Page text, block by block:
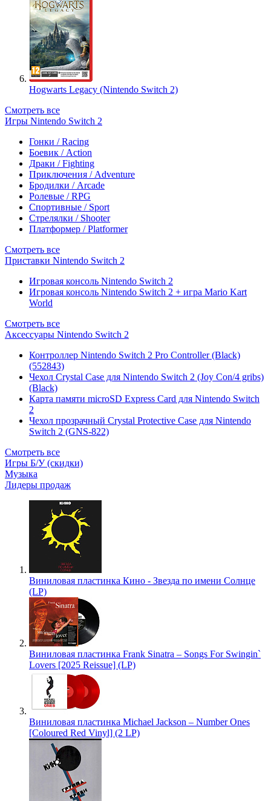
Hogwarts Legacy (Nintendo Switch 2)
Смотреть все
Игры Nintendo Switch 2
Гонки / Racing
Боевик / Action
Драки / Fighting
Приключения / Adventure
Бродилки / Arcade
Ролевые / RPG
Спортивные / Sport
Стрелялки / Shooter
Платформер / Platformer
Смотреть все
Приставки Nintendo Switch 2
Игровая консоль Nintendo Switch 2
Игровая консоль Nintendo Switch 2 + игра Mario Kart
World
Смотреть все
Аксессуары Nintendo Switch 2
Контроллер Nintendo Switch 2 Pro Controller (Black)
(552843)
Чехол Сrystal Сase для Nintendo Switch 2 (Joy Con/4 gribs)
(Black)
Карта памяти microSD Express Card для Nintendo Switch
2
Чехол прозрачный Crystal Protective Case для Nintendo
Switch 2 (GNS-822)
Смотреть все
Игры Б/У (скидки)
Музыка
Лидеры продаж
Виниловая пластинка Кино - Звезда по имени Солнце
(LP)
Виниловая пластинка Frank Sinatra – Songs For Swingin`
Lovers [2025 Reissue] (LP)
Виниловая пластинка Michael Jackson – Number Ones
[Coloured Red Vinyl] (2 LP)